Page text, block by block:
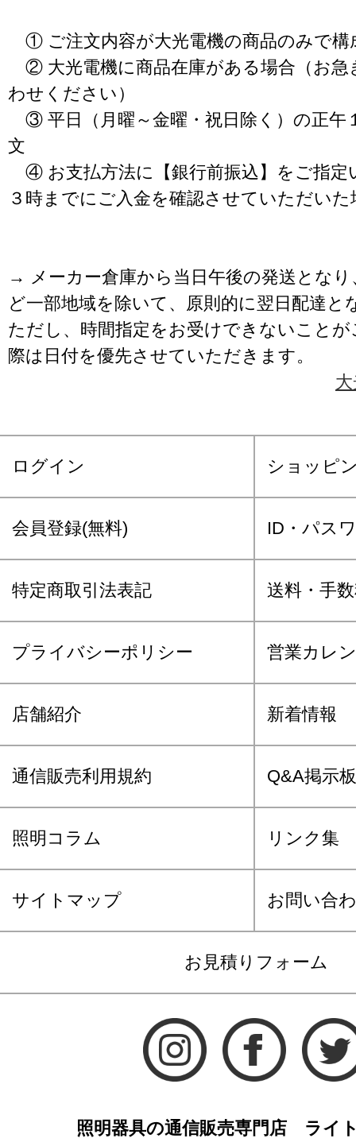
① ご注文内容が大光電機の商品のみで構
② 大光電機に商品在庫がある場合（お急
わせください）
③ 平日（月曜～金曜・祝日除く）の正午
文
④ お支払方法に【銀行前振込】をご指定
３時までにご入金を確認させていただいた
→ メーカー倉庫から当日午後の発送となり
ど一部地域を除いて、原則的に翌日配達と
ただし、時間指定をお受けできないこと
際は日付を優先させていただきます。
ログイン ショッピ
会員登録(無料) ID・パス
特定商取引法表記 送料・手
プライバシーポリシー 営業カレ
店舗紹介 新着情報
通信販売利用規約 Q&A掲示板
照明コラム リンク集
サイトマップ お問い合
お見積りフォーム
照明器具の通信販売専門店 ライ